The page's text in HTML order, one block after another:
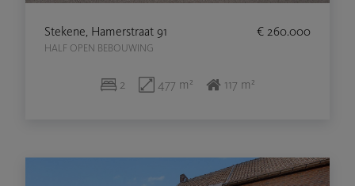
Stekene, Hamerstraat 91
HALF OPEN BEBOUWING
€ 260.000
2 477 m² 117 m²